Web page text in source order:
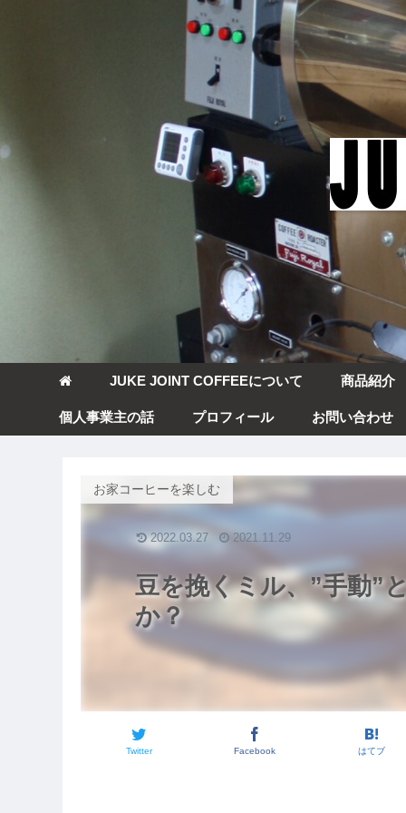
JUKE JOINT COFFEEについて 商品紹介
個人事業主の話 プロフィール お問い合わせ
豆を挽くミル、”手動”
か？
お家コーヒーを楽しむ
Twitter Facebook はてブ
2022.03.27 2021.11.29